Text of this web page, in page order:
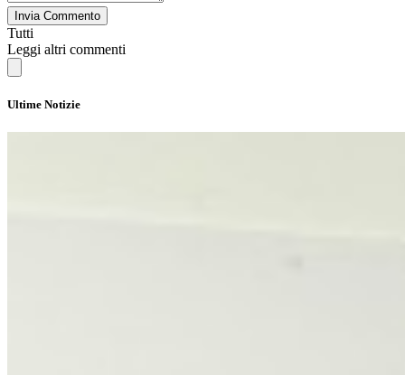
Invia Commento
Tutti
Leggi altri commenti
Ultime Notizie